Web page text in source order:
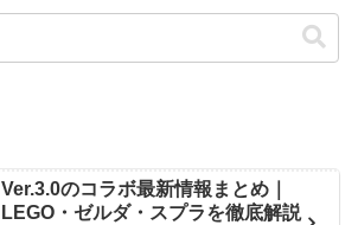
Ver.3.0のコラボ最新情報まとめ｜
LEGO・ゼルダ・スプラを徹底解説